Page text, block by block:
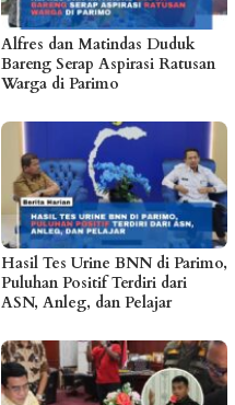
Alfres dan Matindas Duduk
Bareng Serap Aspirasi Ratusan
Warga di Parimo
Hasil Tes Urine BNN di Parimo,
Puluhan Positif Terdiri dari
ASN, Anleg, dan Pelajar